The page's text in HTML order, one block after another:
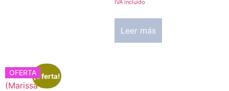
IVA incluido
Leer más
¡Oferta!
OFERTA